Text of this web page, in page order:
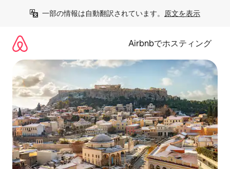
一部の情報は自動翻訳されています。 原文を表示
Airbnbでホスティング